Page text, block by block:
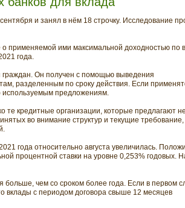
и занял в нём 18 строчку. Исследование
применяемой ими максимальной доходностью по
года.
граждан. Он получен с помощью выведения
разделенным по сроку действия. Если
используемым предложениям.
те кредитные организации, которые предлагают
во внимание структур и текущие требование,
года относительно августа увеличилась.
процентной ставки на уровне 0,253% годовых.
чем со сроком более года. Если в первом
вклады с периодом договора свыше 12 месяцев